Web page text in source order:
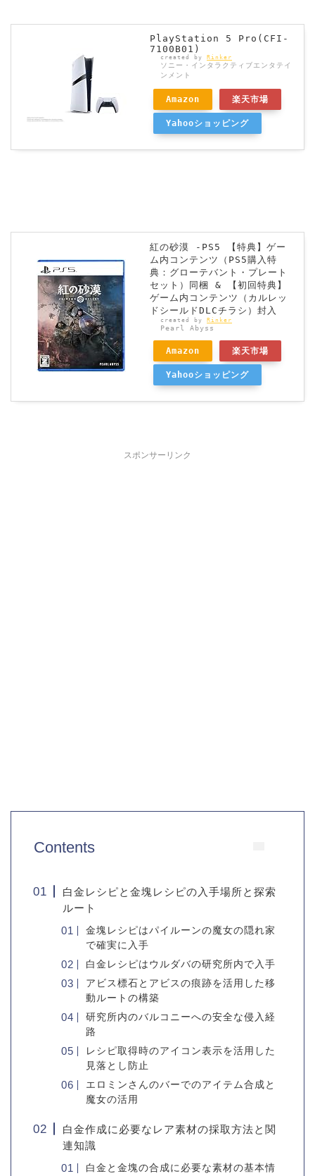
PlayStation 5 Pro(CFI-
7100B01)
created by Rinker
ソニー・インタラクティブエンタテイ
ンメント
Amazon 楽天市場
Yahooショッピング
紅の砂漠 -PS5 【特典】ゲー
ム内コンテンツ（PS5購入特
典：グローテバント・プレート
セット）同梱 & 【初回特典】
ゲーム内コンテンツ（カルレッ
ドシールドDLCチラシ）封入
created by Rinker
Pearl Abyss
Amazon 楽天市場
Yahooショッピング
スポンサーリンク
Contents
白金レシピと金塊レシピの入手場所と探索
ルート
金塊レシピはパイルーンの魔女の隠れ家
で確実に入手
白金レシピはウルダバの研究所内で入手
アビス標石とアビスの痕跡を活用した移
動ルートの構築
研究所内のバルコニーへの安全な侵入経
路
レシピ取得時のアイコン表示を活用した
見落とし防止
エロミンさんのバーでのアイテム合成と
魔女の活用
白金作成に必要なレア素材の採取方法と関
連知識
白金と金塊の合成に必要な素材の基本情